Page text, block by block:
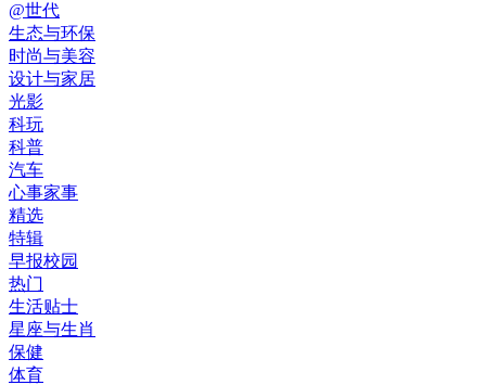
@世代
生态与环保
时尚与美容
设计与家居
光影
科玩
科普
汽车
心事家事
精选
特辑
早报校园
热门
生活贴士
星座与生肖
保健
体育